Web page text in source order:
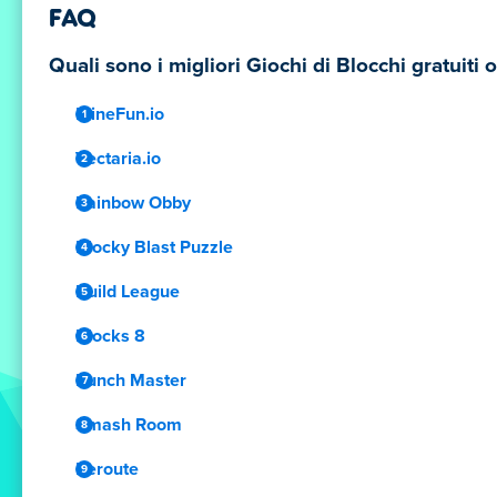
FAQ
Quali sono i migliori Giochi di Blocchi gratuiti
MineFun.io
Vectaria.io
Rainbow Obby
Blocky Blast Puzzle
Build League
Blocks 8
Punch Master
Smash Room
Reroute